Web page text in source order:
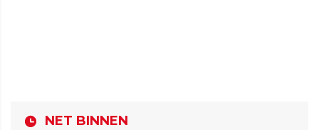
NET BINNEN